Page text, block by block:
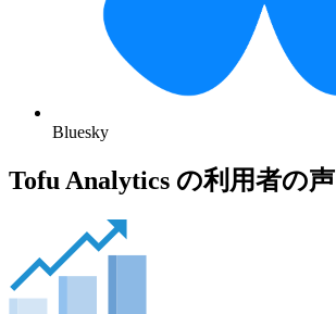
Bluesky
Tofu Analytics の利用者の声